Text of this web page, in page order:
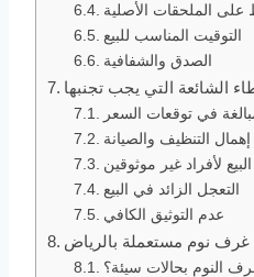
على الملحقات الأصلية
التوقيت المناسب للبيع
الصدق والشفافية
الشائعة التي يجب تجنبها
في توقعات السعر
إهمال التنظيف والصيانة
البيع لأفراد غير موثوقين
التعجل الزائد في البيع
عدم التوثيق الكافي
نوم مستعملة بالرياض
النوم بحالات سيئة؟